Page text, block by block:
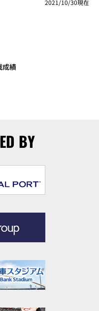
2021/10/30現在
成績
BY